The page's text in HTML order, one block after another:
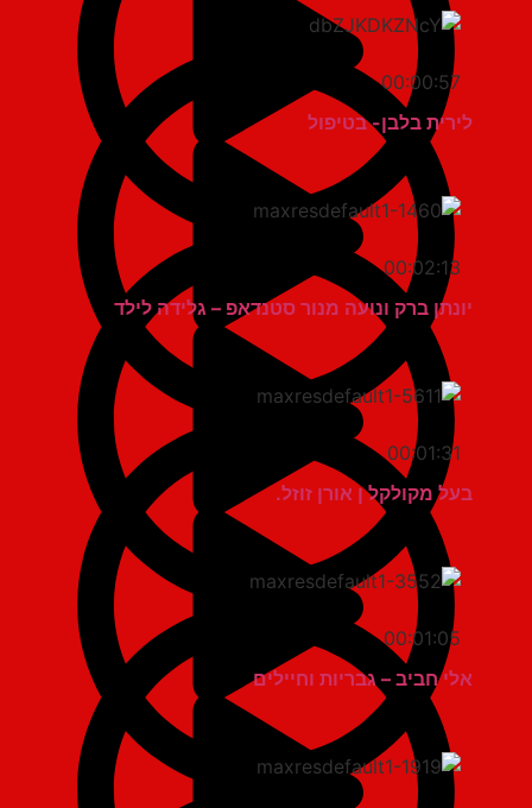
00:00:57
לירית בלבן- בטיפול
00:02:13
יונתן ברק ונועה מנור סטנדאפ – גלידה לילד
00:01:31
בעל מקולקל ן אורן זוזל.
00:01:05
אלי חביב – גבריות וחיילים